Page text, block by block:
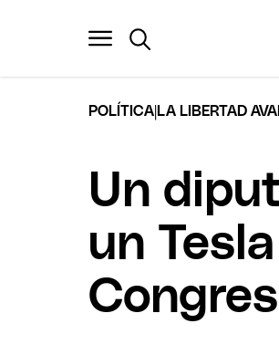
POLÍTICA LA LIBERTAD
Un
un